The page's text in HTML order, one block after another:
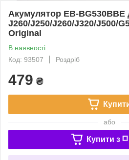
Акумулятор EB-BG530BBE
J260/J250/J260/J320/J500/
Original
В наявності
Код: 93507
Роздріб
479 ₴
або
Купити з